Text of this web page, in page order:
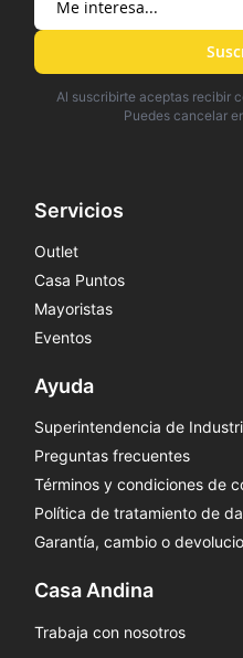
Al suscribirte aceptas recibir
Puedes cancelar
Servicios
Outlet
Casa Puntos
Mayoristas
Eventos
Ayuda
Superintendencia de
Preguntas frecuentes
Términos y condiciones de
Política de tratamiento de
Garantía, cambio o
Casa Andina
Trabaja con nosotros